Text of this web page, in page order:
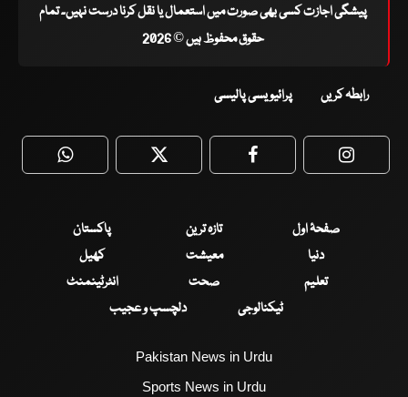
پیشگی اجازت کسی بھی صورت میں استعمال یا نقل کرنا درست نہیں۔ تمام
حقوق محفوظ ہیں © 2026
رابطہ کریں پرائیویسی پالیسی
WhatsApp Twitter Facebook
صفحۂ اول تازہ ترین
پاکستان
دنیا
معیشت
کھیل
تعلیم
صحت
انٹرٹینمنٹ
ٹیکنالوجی
دلچسپ و عجیب
Pakistan News in Urdu
Sports News in Urdu